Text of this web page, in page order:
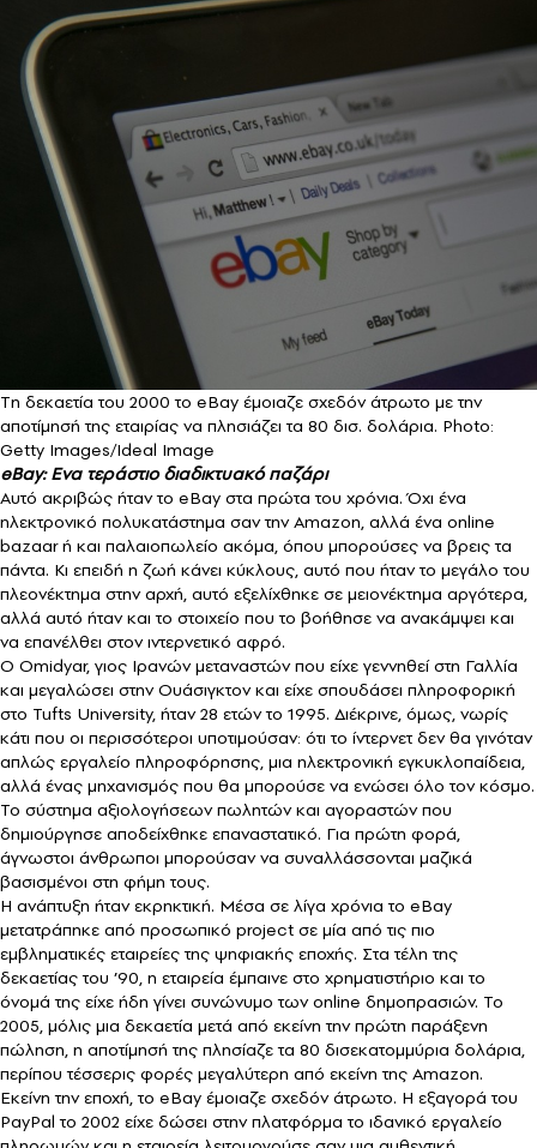
Tη δεκαετία του 2000 το eBay έμοιαζε σχεδόν άτρωτο με την
αποτίμησή της εταιρίας να πλησιάζει τα 80 δισ. δολάρια. Photo:
Getty Images/Ideal Image
eBay: Ενα τεράστιο διαδικτυακό παζάρι
Αυτό ακριβώς ήταν το eBay στα πρώτα του χρόνια. Όχι ένα
ηλεκτρονικό πολυκατάστημα σαν την Amazon, αλλά ένα online
bazaar ή και παλαιοπωλείο ακόμα, όπου μπορούσες να βρεις τα
πάντα. Κι επειδή η ζωή κάνει κύκλους, αυτό που ήταν το μεγάλο του
πλεονέκτημα στην αρχή, αυτό εξελίχθηκε σε μειονέκτημα αργότερα,
αλλά αυτό ήταν και το στοιχείο που το βοήθησε να ανακάμψει και
να επανέλθει στον ιντερνετικό αφρό.
Ο Omidyar, γιος Ιρανών μεταναστών που είχε γεννηθεί στη Γαλλία
και μεγαλώσει στην Ουάσιγκτον και είχε σπουδάσει πληροφορική
στο Tufts University, ήταν 28 ετών το 1995. Διέκρινε, όμως, νωρίς
κάτι που οι περισσότεροι υποτιμούσαν: ότι το ίντερνετ δεν θα γινόταν
απλώς εργαλείο πληροφόρησης, μια ηλεκτρονική εγκυκλοπαίδεια,
αλλά ένας μηχανισμός που θα μπορούσε να ενώσει όλο τον κόσμο.
Το σύστημα αξιολογήσεων πωλητών και αγοραστών που
δημιούργησε αποδείχθηκε επαναστατικό. Για πρώτη φορά,
άγνωστοι άνθρωποι μπορούσαν να συναλλάσσονται μαζικά
βασισμένοι στη φήμη τους.
Η ανάπτυξη ήταν εκρηκτική. Μέσα σε λίγα χρόνια το eBay
μετατράπηκε από προσωπικό project σε μία από τις πιο
εμβληματικές εταιρείες της ψηφιακής εποχής. Στα τέλη της
δεκαετίας του ’90, η εταιρεία έμπαινε στο χρηματιστήριο και το
όνομά της είχε ήδη γίνει συνώνυμο των online δημοπρασιών. Το
2005, μόλις μια δεκαετία μετά από εκείνη την πρώτη παράξενη
πώληση, η αποτίμησή της πλησίαζε τα 80 δισεκατομμύρια δολάρια,
περίπου τέσσερις φορές μεγαλύτερη από εκείνη της Amazon.
Εκείνη την εποχή, το eBay έμοιαζε σχεδόν άτρωτο. Η εξαγορά του
PayPal το 2002 είχε δώσει στην πλατφόρμα το ιδανικό εργαλείο